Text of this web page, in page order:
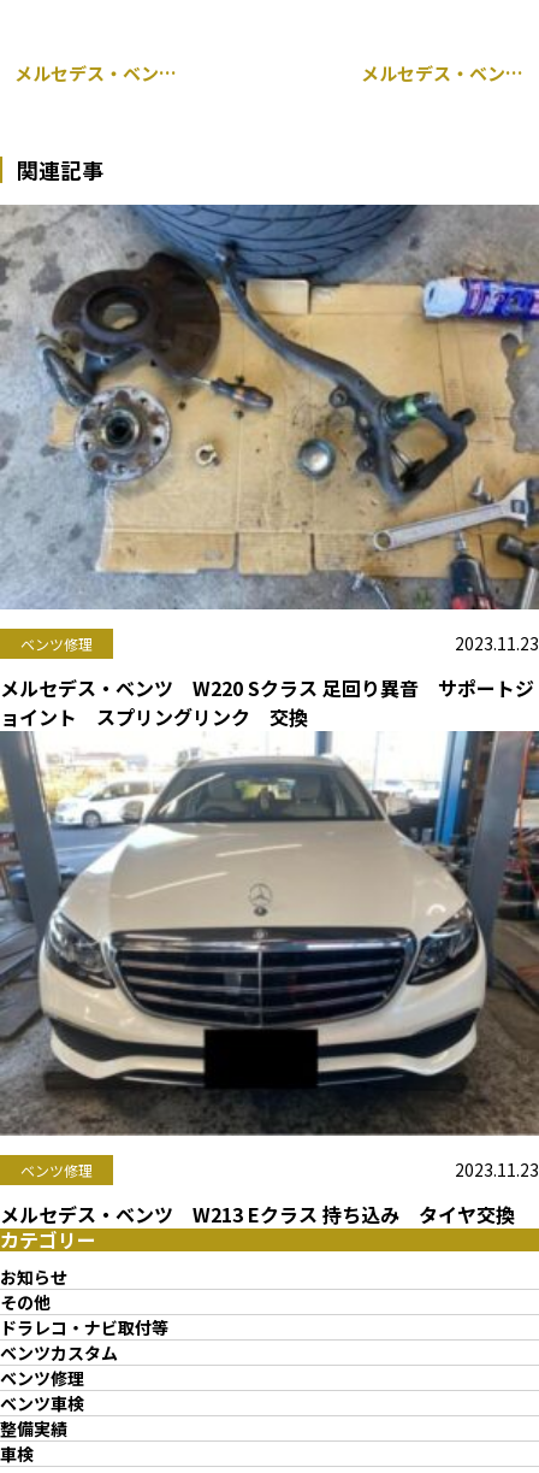
メルセデス・ベンツ Aクラス A45 AMG 176 ヘッドライト交換 メルセデス・ベンツ Eクラス 211 ヘッドカバーパッキン交換
関連記事
ベンツ修理 2023.11.23
メルセデス・ベンツ W220 Sクラス 足回り異音 サポートジ
ョイント スプリングリンク 交換
ベンツ修理 2023.11.23
メルセデス・ベンツ W213 Eクラス 持ち込み タイヤ交換
カテゴリー
お知らせ
その他
ドラレコ・ナビ取付等
ベンツカスタム
ベンツ修理
ベンツ車検
整備実績
車検